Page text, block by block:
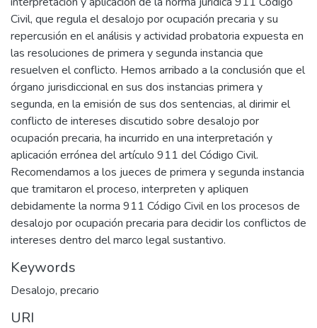
Civil, que regula el desalojo por ocupación precaria y su
repercusión en el análisis y actividad probatoria expuesta en
las resoluciones de primera y segunda instancia que
resuelven el conflicto. Hemos arribado a la conclusión que el
órgano jurisdiccional en sus dos instancias primera y
segunda, en la emisión de sus dos sentencias, al dirimir el
conflicto de intereses discutido sobre desalojo por
ocupación precaria, ha incurrido en una interpretación y
aplicación errónea del artículo 911 del Código Civil.
Recomendamos a los jueces de primera y segunda instancia
que tramitaron el proceso, interpreten y apliquen
debidamente la norma 911 Código Civil en los procesos de
desalojo por ocupación precaria para decidir los conflictos de
intereses dentro del marco legal sustantivo.
Keywords
Desalojo, precario
URI